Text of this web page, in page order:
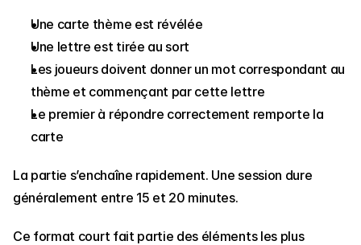
Une carte thème est révélée
Une lettre est tirée au sort
Les joueurs doivent donner un mot correspondant au
thème et commençant par cette lettre
Le premier à répondre correctement remporte la
carte
La partie s’enchaîne rapidement. Une session dure
généralement entre 15 et 20 minutes.
Ce format court fait partie des éléments les plus